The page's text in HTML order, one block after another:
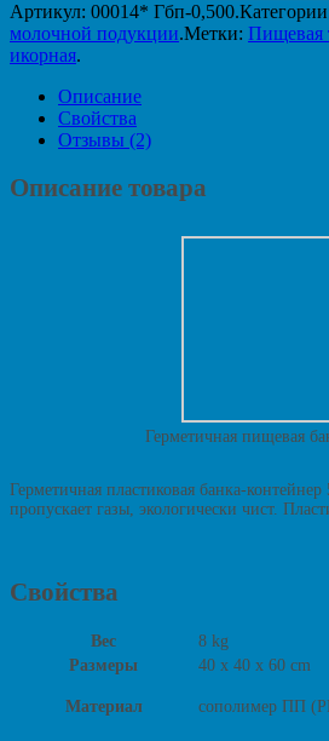
Артикул: 00014* Гбп-0,500.
молочной подукции.Метки: Пищевая
икорная.
Описание
Свойства
Отзывы (2)
Описание товара
Герметичная пищевая
Герметичная пластиковая банка-
пропускает газы, экологически чист.
Свойства
Вес
8 kg
Размеры
40 x 40 x 60 cm
Материал сополимер ПП